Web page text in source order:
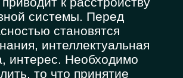
системы. Перед
становятся
интеллектуальная
интерес. Необходимо
то что принятие